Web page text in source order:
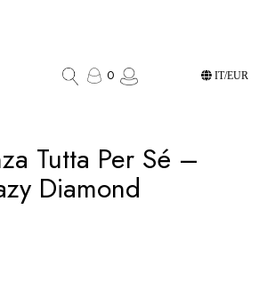
0 IT/EUR
Tutta Per Sé –
Diamond